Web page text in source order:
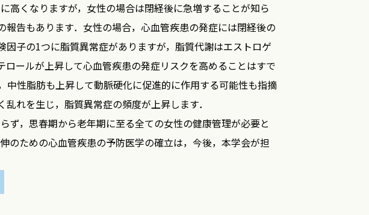
くなりますが，女性の場合は閉経後に急増することが知ら
告もあります．女性の場合，心血管疾患の発症には閉経後の
子の1つに脂質異常症がありますが，脂質代謝はエストロゲ
ールが上昇して心血管疾患の発症リスクを高めることはすで
性脂肪も上昇して動脈硬化に促進的に作用する可能性も指摘
れを生じ，脂質異常症の頻度が上昇します．
，思春期から老年期に至る全ての女性の健康管理が必要と
のための心血管疾患の予防医学の確立は，今後，本学会が担
ン2012年版』に準拠しつつ，『女性の動脈硬化性疾患発症